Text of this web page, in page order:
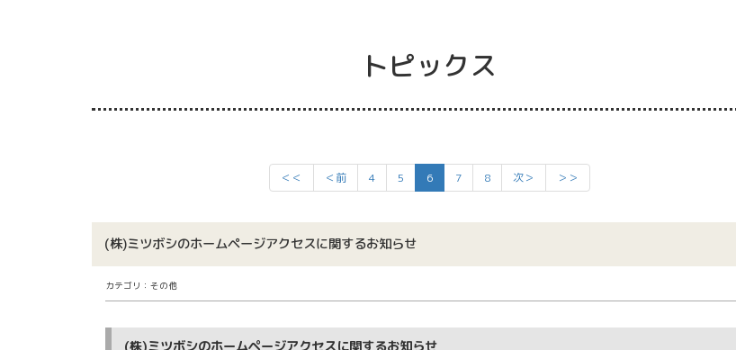
トピックス
＜＜ ＜前 4 5 6 7 8 次＞ ＞＞
(株)ミツボシのホームページアクセスに関するお知らせ
カテゴリ：その他